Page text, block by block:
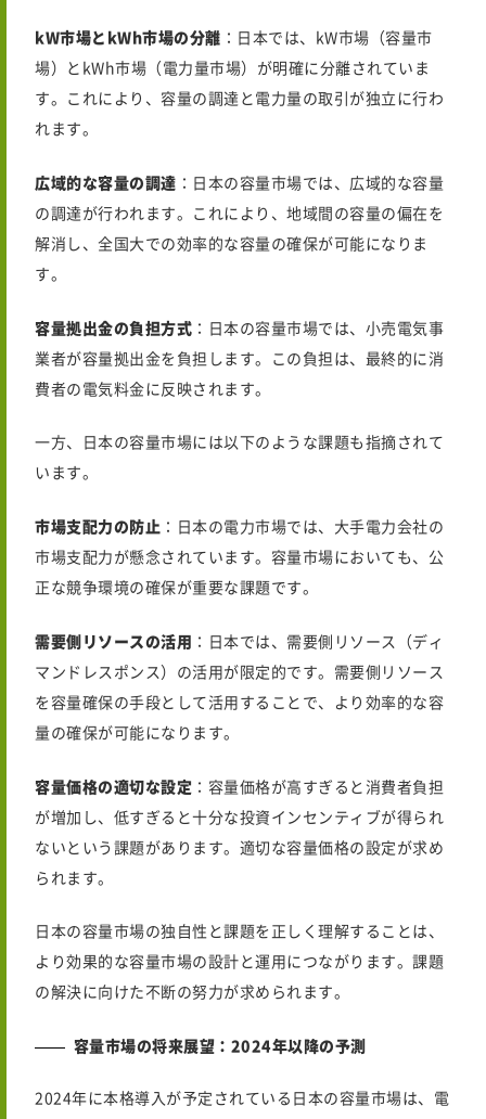
kW市場とkWh市場の分離 ：日本では、kW市場（容量市
場）とkWh市場（電力量市場）が明確に分離されていま
す。これにより、容量の調達と電力量の取引が独立に行わ
れます。
広域的な容量の調達 ：日本の容量市場では、広域的な容量
の調達が行われます。これにより、地域間の容量の偏在を
解消し、全国大での効率的な容量の確保が可能になりま
す。
容量拠出金の負担方式 ：日本の容量市場では、小売電気事
業者が容量拠出金を負担します。この負担は、最終的に消
費者の電気料金に反映されます。
一方、日本の容量市場には以下のような課題も指摘されて
います。
市場支配力の防止 ：日本の電力市場では、大手電力会社の
市場支配力が懸念されています。容量市場においても、公
正な競争環境の確保が重要な課題です。
需要側リソースの活用 ：日本では、需要側リソース（ディ
マンドレスポンス）の活用が限定的です。需要側リソース
を容量確保の手段として活用することで、より効率的な容
量の確保が可能になります。
容量価格の適切な設定 ：容量価格が高すぎると消費者負担
が増加し、低すぎると十分な投資インセンティブが得られ
ないという課題があります。適切な容量価格の設定が求め
られます。
日本の容量市場の独自性と課題を正しく理解することは、
より効果的な容量市場の設計と運用につながります。課題
の解決に向けた不断の努力が求められます。
容量市場の将来展望：2024年以降の予測
2024年に本格導入が予定されている日本の容量市場は、電